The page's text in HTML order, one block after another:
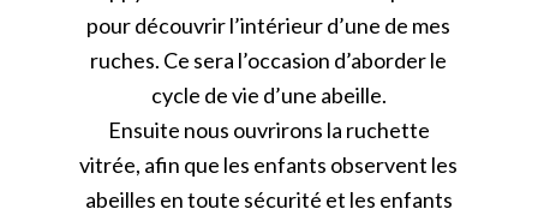
pour découvrir l’intérieur d’une de mes
ruches. Ce sera l’occasion d’aborder le
cycle de vie d’une abeille.
Ensuite nous ouvrirons la ruchette
vitrée, afin que les enfants observent les
abeilles en toute sécurité et les enfants